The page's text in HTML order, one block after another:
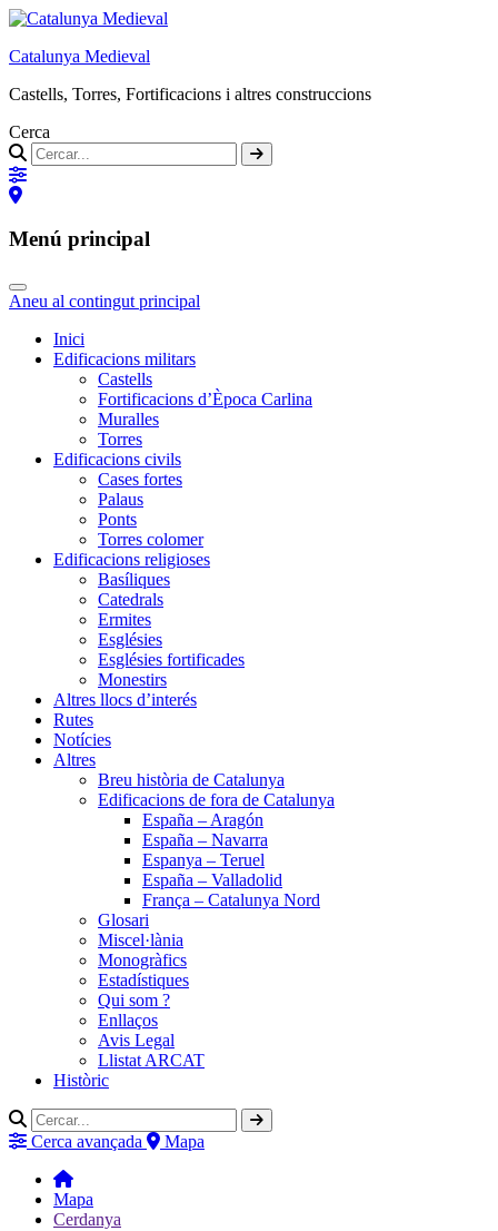
Catalunya Medieval
Castells, Torres, Fortificacions i altres construccions
Cerca
Menú principal
Aneu al contingut principal
Inici
Edificacions militars
Castells
Fortificacions d’Època Carlina
Muralles
Torres
Edificacions civils
Cases fortes
Palaus
Ponts
Torres colomer
Edificacions religioses
Basíliques
Catedrals
Ermites
Esglésies
Esglésies fortificades
Monestirs
Altres llocs d’interés
Rutes
Notícies
Altres
Breu història de Catalunya
Edificacions de fora de Catalunya
España – Aragón
España – Navarra
Espanya – Teruel
España – Valladolid
França – Catalunya Nord
Glosari
Miscel·lània
Monogràfics
Estadístiques
Qui som ?
Enllaços
Avis Legal
Llistat ARCAT
Històric
Cerca avançada Mapa
Mapa
Cerdanya